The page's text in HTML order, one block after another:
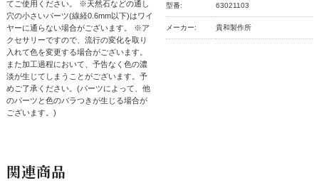
てご使用ください。 ※天然石などの通し
穴の小さいパーツ(線経0.6mm以下)はワイ
ヤーに通らない場合がございます。 ※ア
クセサリーですので、流行の変化を取り
入れて色を変更する場合がございます。
また加工過程において、予告なく色の濃
淡が生じてしまうことがございます。予
めご了承ください。(パーツによって、他
のパーツと色のバラつきが生じる場合が
ございます。)
型番: 63021103
メーカー: 貴和製作所
関連商品